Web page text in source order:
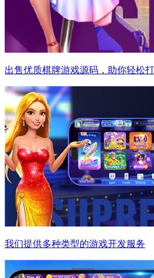
出售优质棋牌游戏源码，助你轻松
我们提供多种类型的游戏开发服务